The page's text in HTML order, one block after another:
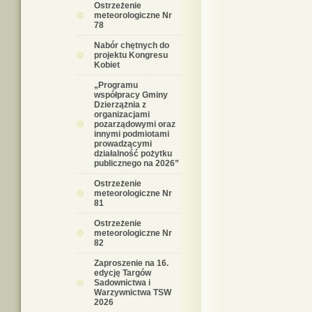
Ostrzeżenie
meteorologiczne Nr
78
Nabór chętnych do
projektu Kongresu
Kobiet
„Programu
współpracy Gminy
Dzierzążnia z
organizacjami
pozarządowymi oraz
innymi podmiotami
prowadzącymi
działalność pożytku
publicznego na 2026”
Ostrzeżenie
meteorologiczne Nr
81
Ostrzeżenie
meteorologiczne Nr
82
Zaproszenie na 16.
edycję Targów
Sadownictwa i
Warzywnictwa TSW
2026